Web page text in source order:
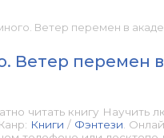
Ветер перемен в академии Морте
Ветер перемен
читать книгу Научить
Книги / Фэнтези .